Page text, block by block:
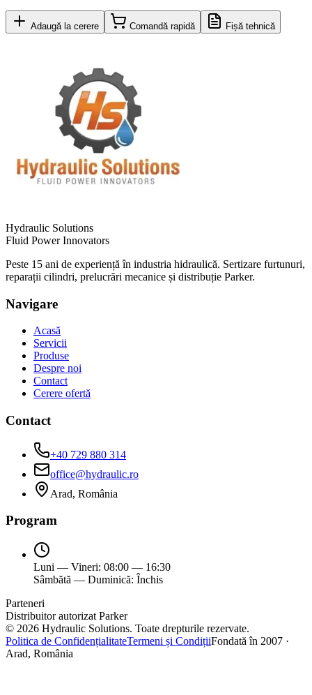
Adaugă la cerere Comandă rapidă Fișă tehnică
Hydraulic Solutions
Fluid Power Innovators
Peste 15 ani de experiență în industria hidraulică. Sertizare furtunuri,
reparații cilindri, prelucrări mecanice și distribuție Parker.
Navigare
Acasă
Servicii
Produse
Despre noi
Contact
Cerere ofertă
Contact
+40 729 880 314
office@hydraulic.ro
Arad, România
Program
Luni — Vineri: 08:00 — 16:30
Sâmbătă — Duminică: Închis
Parteneri
Distribuitor autorizat Parker
© 2026 Hydraulic Solutions. Toate drepturile rezervate.
Politica de ConfidențialitateTermeni și CondițiiFondată în 2007 ·
Arad, România